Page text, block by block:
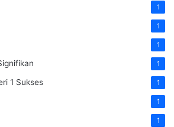
1
1
1
1
1 Sukses 1
1
1